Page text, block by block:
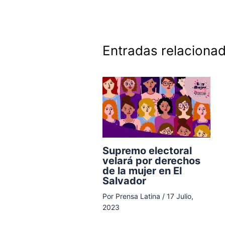
Entradas
Supremo electoral
velará por derechos
de la mujer en El
Salvador
Por Prensa Latina / 17 Julio,
2023